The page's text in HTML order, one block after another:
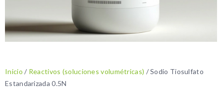
Inicio / Reactivos (soluciones volumétricas) / Sodio Tiosulfato
Estandarizada 0.5N